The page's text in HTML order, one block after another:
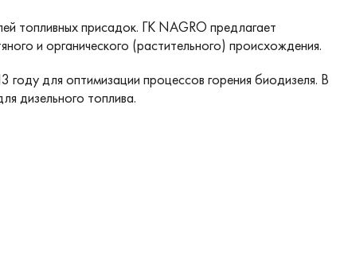
топливных присадок. ГК NAGRO предлагает
и органического (растительного) происхождения.
для оптимизации процессов горения биодизеля. В
дизельного топлива.